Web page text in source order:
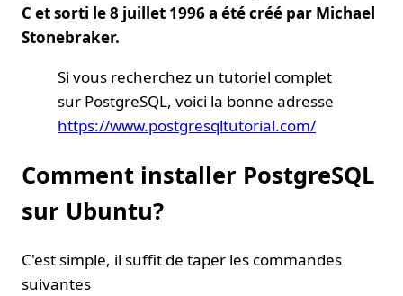
C et sorti le 8 juillet 1996 a été créé par Michael
Stonebraker.
Si vous recherchez un tutoriel complet
sur PostgreSQL, voici la bonne adresse
https://www.postgresqltutorial.com/
Comment installer PostgreSQL
sur Ubuntu?
C'est simple, il suffit de taper les commandes
suivantes